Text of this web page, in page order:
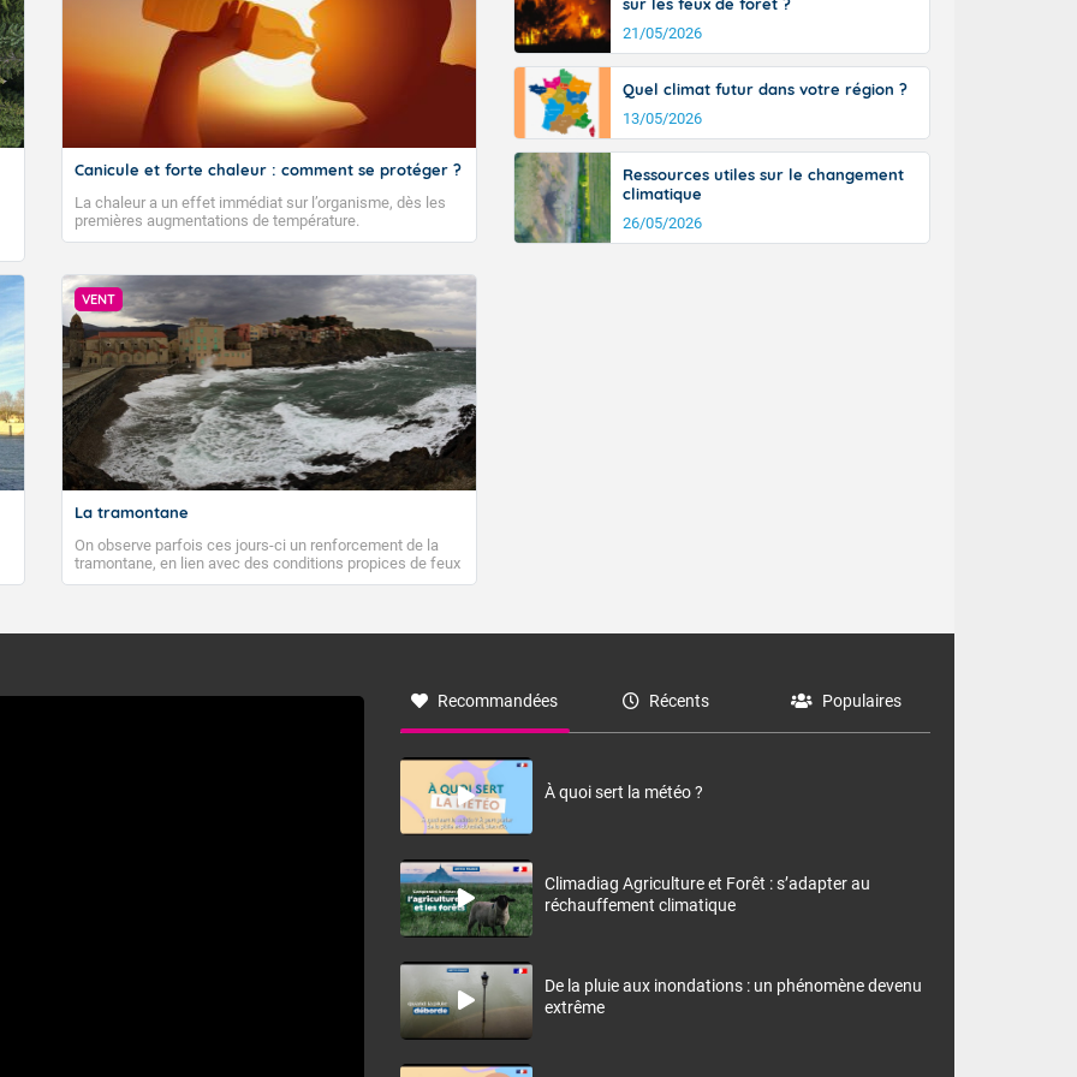
Canicule et forte chaleur : comment se protéger ?
La chaleur a un effet immédiat sur l’organisme, dès les
premières augmentations de température.
VENT
La tramontane
On observe parfois ces jours-ci un renforcement de la
tramontane, en lien avec des conditions propices de feux
de forêt. Mais qu'est-ce que la tramontane ? Quelles sont
à nord-ouest, dans un secteur qui part du Roussillon à la
monts, en allusion aux régions montagneuses d’où
21/05/2026
Quel climat futur dans votre région ?
13/05/2026
Ressources utiles sur le changement
climatique
26/05/2026
Recommandées Récents Populaires
À quoi sert la météo ?
Climadiag Agriculture et Forêt : s’adapter au
réchauffement climatique
De la pluie aux inondations : un phénomène devenu
extrême